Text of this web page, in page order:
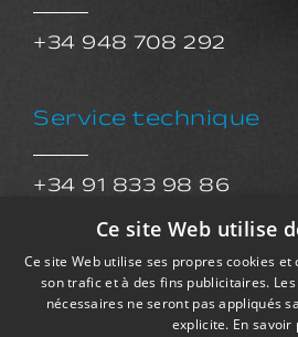
+34 948 708 292
Service technique
+34 91 833 98 86
sat@exkalsa.com
Service après-vente​
Ce site Web utilise
Ce site Web utilise ses propres cookies
son trafic et à des fins publicitaires.
nécessaires ne seront pas appliqués
explicite. En savoir